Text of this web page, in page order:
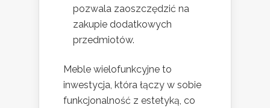
pozwala zaoszczędzić na
zakupie dodatkowych
przedmiotów.
Meble wielofunkcyjne to
inwestycja, która łączy w sobie
funkcjonalność z estetyką, co